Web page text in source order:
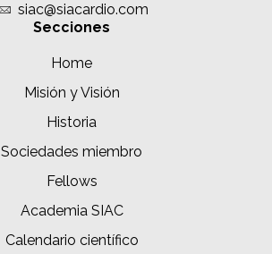
siac@siacardio.com
Secciones
Home
Misión y Visión
Historia
Sociedades miembro
Fellows
Academia SIAC
Calendario científico